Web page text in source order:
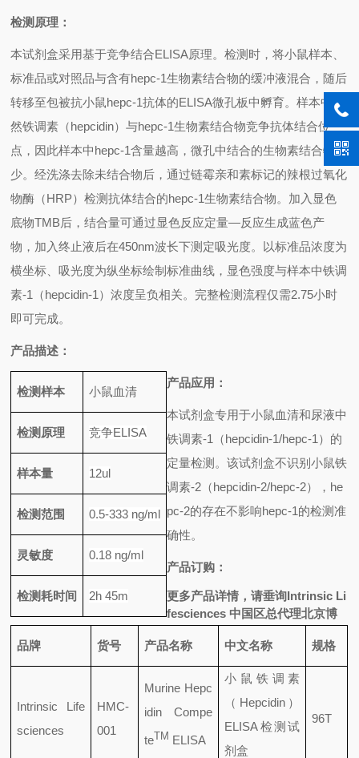
检测原理：
本试剂盒采用基于竞争结合ELISA原理。检测时，将小鼠样本、
标准品或对照品与含有hepc-1生物素结合物的缓冲液混合，随后
转移至包被抗小鼠hepc-1抗体的ELISA微孔板中孵育。样本中天
然铁调素（hepcidin）与hepc-1生物素结合物竞争抗体结合位
点，因此样本中hepc-1含量越高，微孔中结合的生物素结合物越
少。经洗涤去除未结合物后，通过链霉亲和素标记的辣根过氧化
物酶（HRP）检测抗体结合的hepc-1生物素结合物。加入显色
底物TMB后，结合量可通过显色反应定量—反应生成蓝色产
物，加入终止液后在450nm波长下测定吸光度。以标准品浓度为
横坐标、吸光度为纵坐标绘制标准曲线，显色强度与样本中铁调
素-1 （hepcidin-1 ）浓度呈负相关。完整检测流程仅需2.75小时
即可完成。
产品描述：
检测样本 小鼠血清
检测原理 竞争ELISA
样本量 12ul
检测范围 0.5-333 ng/ml
灵敏度 0.18 ng/ml
检测耗时间 2h 45m
产品应用：
本试剂盒专用于小鼠血清和尿液中
铁调素-1 （hepcidin-1/hepc-1 ）的
定量检测 。该试剂盒不识别小鼠铁
调素-2 （hepcidin-2/hepc-2）， he
pc-2的存在不影响hepc-1的检测准
确性。
产品订购：
品牌 货号 产品名称 中文名称 规格
Intrinsic Life
sciences
HMC-
001
Murine Hepc
idin Compe
te TM ELISA
小鼠铁调素
（ Hepcidin）
ELISA检测试
剂盒
96T
更多产品详情，请垂询Intrinsic Li
fesciences中国区总代理北京博